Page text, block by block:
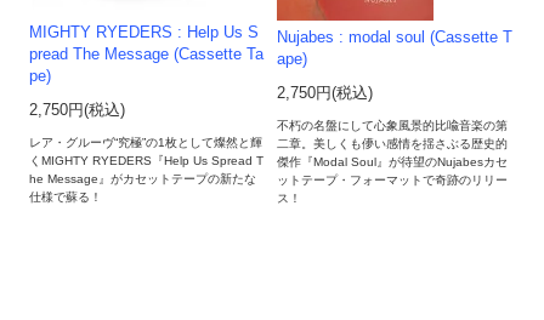
MIGHTY RYEDERS : Help Us S
pread The Message (Cassette Ta
pe)
2,750円(税込)
レア・グルーヴ“究極”の1枚として燦然と輝
くMIGHTY RYEDERS『Help Us Spread T
he Message』がカセットテープの新たな
仕様で蘇る！
Nujabes : modal soul (Cassette T
ape)
2,750円(税込)
不朽の名盤にして心象風景的比喩音楽の第
二章。美しくも儚い感情を揺さぶる歴史的
傑作『Modal Soul』が待望のNujabesカセ
ットテープ・フォーマットで奇跡のリリー
ス！